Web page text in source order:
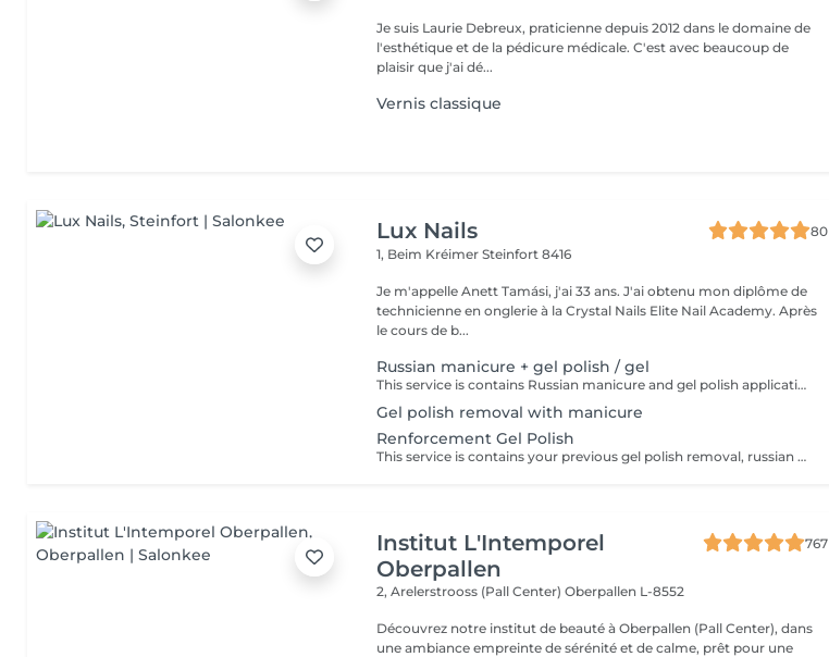
Je suis Laurie Debreux, praticienne depuis 2012 dans le domaine de
l'esthétique et de la pédicure médicale. C'est avec beaucoup de
plaisir que j'ai dé...
Vernis classique
Lux Nails
80
1, Beim KréimerSteinfort 8416
Je m'appelle Anett Tamási, j'ai 33 ans. J'ai obtenu mon diplôme de
technicienne en onglerie à la Crystal Nails Elite Nail Academy. Après
le cours de b...
Russian manicure + gel polish / gel
This service is contains Russian manicure and gel polish application, but doesn't contains your previous gel polish removal. The gel polish technique is a long-lasting varnish. During the process I apply material to your natural nails and cured in a led lamp. Your nails will be flawless, durable and strong for 3-4 weeks, without being thick. I recommend it for sizes xs, s, m. The result is perfect surface, strong nails, even in the case of weak and chipping nails. We can hide nail defects with this technique. Your nails and your entire hand will be graceful and beautiful.
Gel polish removal with manicure
Renforcement Gel Polish
This service is contains your previous gel polish removal, russian manicure and a new gel polish application. The gel polish technique is a long-lasting varnish. During the process I apply material to your natural nails and cured in a led lamp. Your nails will be flawless, durable and strong for 3-4 weeks, without being thick. I recommend it for sizes xs, s, m. The result is perfect surface, strong nails, even in the case of weak and chipping nails. We can hide nail defects with this technique. Your nails and your entire hand will be graceful and beautiful.
Institut L'Intemporel
Oberpallen
767
2, Arelerstrooss (Pall Center)Oberpallen L-8552
Découvrez notre institut de beauté à Oberpallen (Pall Center), dans
une ambiance empreinte de sérénité et de calme, prêt pour une